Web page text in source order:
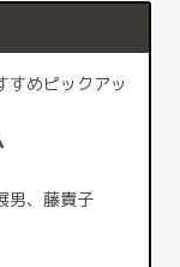
すめピックアッ
男、藤貴子